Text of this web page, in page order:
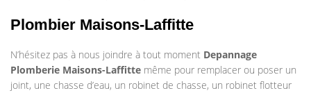
Plombier Maisons-Laffitte
N’hésitez pas à nous joindre à tout moment Depannage
Plomberie Maisons-Laffitte même pour remplacer ou poser un
joint, une chasse d’eau, un robinet de chasse, un robinet flotteur